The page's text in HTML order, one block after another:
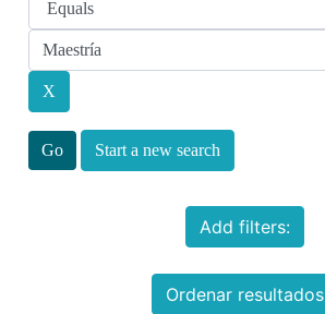
Start a new search
Add filters:
Ordenar resultados